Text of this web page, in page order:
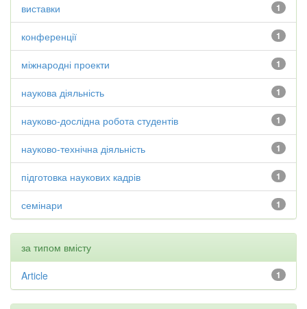
1
виставки
1
конференції
1
міжнародні проекти
1
наукова діяльність
1
науково-дослідна робота студентів
1
науково-технічна діяльність
1
підготовка наукових кадрів
1
семінари
за типом вмісту
1
Article